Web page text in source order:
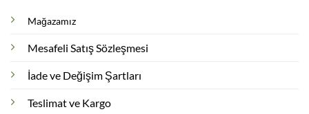
Mağazamız
Mesafeli Satış Sözleşmesi
İade ve Değişim Şartları
Teslimat ve Kargo